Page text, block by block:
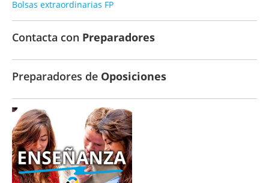
Bolsas extraordinarias FP
Contacta con Preparadores
Preparadores de Oposiciones